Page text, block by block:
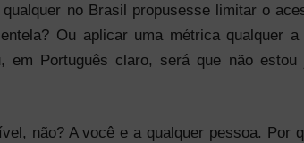
no Brasil propusesse limitar o
Ou aplicar uma métrica qualquer
em Português claro, será que não
não? A você e a qualquer pessoa.